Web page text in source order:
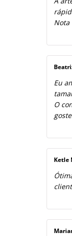
Nota
Eu
O
Ketle